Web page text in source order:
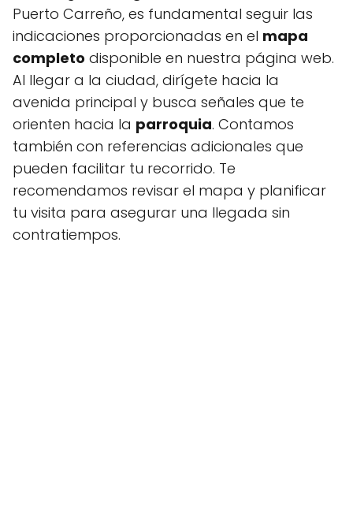
Puerto Carreño, es fundamental seguir las
indicaciones proporcionadas en el mapa
completo disponible en nuestra página web.
Al llegar a la ciudad, dirígete hacia la
avenida principal y busca señales que te
orienten hacia la parroquia. Contamos
también con referencias adicionales que
pueden facilitar tu recorrido. Te
recomendamos revisar el mapa y planificar
tu visita para asegurar una llegada sin
contratiempos.